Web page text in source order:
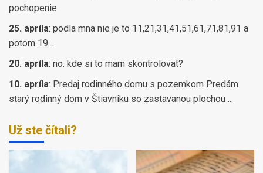
pochopenie
25. apríla: podla mna nie je to 11,21,31,41,51,61,71,81,91 a
potom 19...
20. apríla: no. kde si to mam skontrolovat?
10. apríla: Predaj rodinného domu s pozemkom Predám
starý rodinný dom v Štiavniku so zastavanou plochou ...
Už ste čítali?